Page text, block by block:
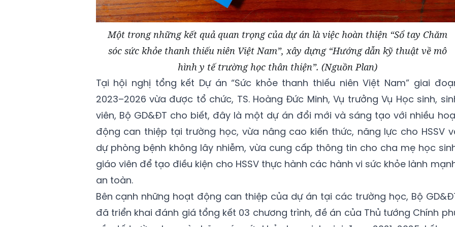
Một trong những kết quả quan trọng của dự án là việc hoàn thiện “Sổ tay Chăm
sóc sức khỏe thanh thiếu niên Việt Nam”, xây dựng “Hướng dẫn kỹ thuật về mô
hình y tế trường học thân thiện”. (Nguồn Plan)
Tại hội nghị tổng kết Dự án “Sức khỏe thanh thiếu niên Việt Nam” giai
2023–2026 vừa được tổ chức, TS. Hoàng Đức Minh, Vụ trưởng Vụ Học sinh,
viên, Bộ GD&ĐT cho biết, đây là một dự án đổi mới và sáng tạo với nhiều
động can thiệp tại trường học, vừa nâng cao kiến thức, năng lực cho HSSV
dự phòng bệnh không lây nhiễm, vừa cung cấp thông tin cho cha mẹ học
giáo viên để tạo điều kiện cho HSSV thực hành các hành vi sức khỏe lành
an toàn.
Bên cạnh những hoạt động can thiệp của dự án tại các trường học, Bộ
đã triển khai đánh giá tổng kết 03 chương trình, đề án của Thủ tướng Chính